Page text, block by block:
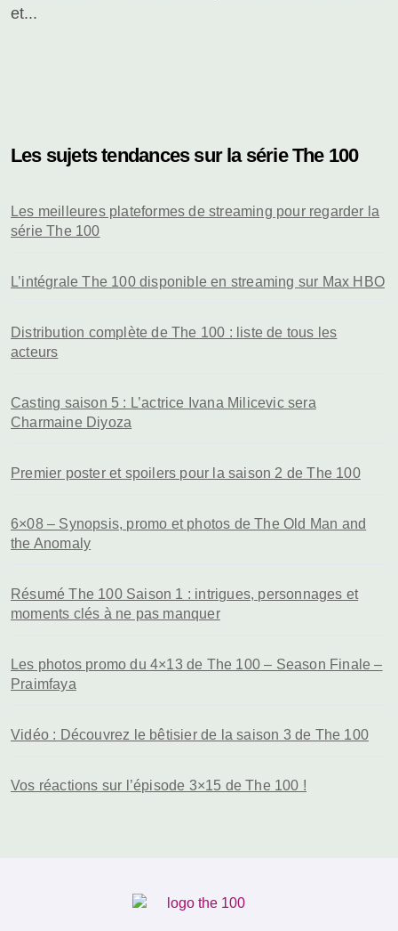
et...
Les sujets tendances sur la série The 100
Les meilleures plateformes de streaming pour regarder la
série The 100
L’intégrale The 100 disponible en streaming sur Max HBO
Distribution complète de The 100 : liste de tous les
acteurs
Casting saison 5 : L’actrice Ivana Milicevic sera
Charmaine Diyoza
Premier poster et spoilers pour la saison 2 de The 100
6×08 – Synopsis, promo et photos de The Old Man and
the Anomaly
Résumé The 100 Saison 1 : intrigues, personnages et
moments clés à ne pas manquer
Les photos promo du 4×13 de The 100 – Season Finale –
Praimfaya
Vidéo : Découvrez le bêtisier de la saison 3 de The 100
Vos réactions sur l’épisode 3×15 de The 100 !